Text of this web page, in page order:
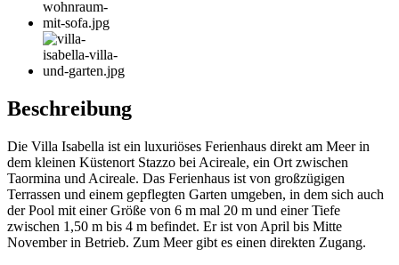
Beschreibung
Die Villa Isabella ist ein luxuriöses Ferienhaus direkt am Meer in
dem kleinen Küstenort Stazzo bei Acireale, ein Ort zwischen
Taormina und Acireale. Das Ferienhaus ist von großzügigen
Terrassen und einem gepflegten Garten umgeben, in dem sich auch
der Pool mit einer Größe von 6 m mal 20 m und einer Tiefe
zwischen 1,50 m bis 4 m befindet. Er ist von April bis Mitte
November in Betrieb. Zum Meer gibt es einen direkten Zugang.